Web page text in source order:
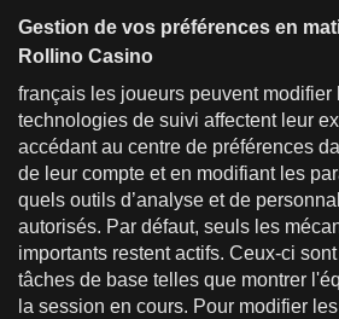
Gestion de vos préférences en
Rollino Casino
français les joueurs peuvent modifier
technologies de suivi affectent leur
accédant au centre de préférences
de leur compte et en modifiant les
quels outils d’analyse et de
autorisés. Par défaut, seuls les
importants restent actifs. Ceux-ci
tâches de base telles que montrer
la session en cours. Pour modifier